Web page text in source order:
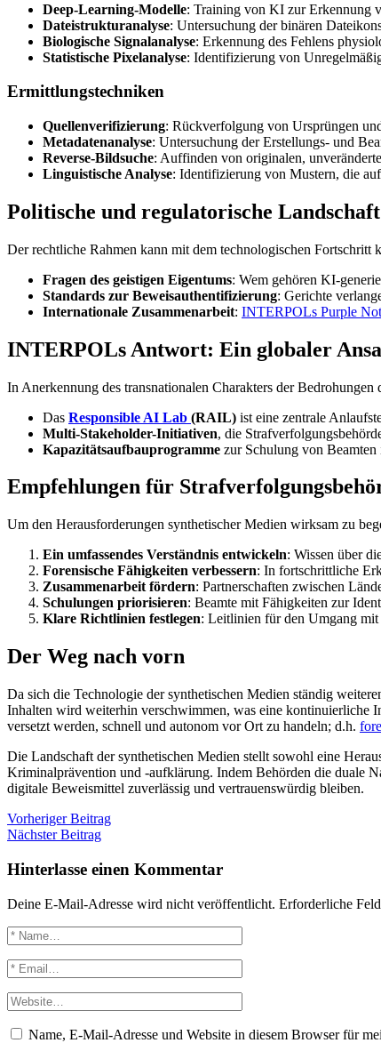
Deep-Learning-Modelle: Training von KI zur Erkennung
Dateistrukturanalyse: Untersuchung der binären
Biologische Signalanalyse: Erkennung des Fehlens
Statistische Pixelanalyse: Identifizierung von
Ermittlungstechniken
Quellenverifizierung: Rückverfolgung von Ursprüngen
Metadatenanalyse: Untersuchung der Erstellungs- und
Reverse-Bildsuche: Auffinden von originalen,
Linguistische Analyse: Identifizierung von Mustern, die
Politische und regulatorische Landschaft
Der rechtliche Rahmen kann mit dem technologischen Fortschritt
Fragen des geistigen Eigentums: Wem gehören KI-
Standards zur Beweisauthentifizierung: Gerichte
Internationale Zusammenarbeit: INTERPOLs Purple
INTERPOLs Antwort: Ein globaler
In Anerkennung des transnationalen Charakters der
Das Responsible AI Lab (RAIL) ist eine zentrale
Multi-Stakeholder-Initiativen, die
Kapazitätsaufbauprogramme zur Schulung von
Empfehlungen für
Um den Herausforderungen synthetischer Medien wirksam zu
Ein umfassendes Verständnis entwickeln: Wissen über
Forensische Fähigkeiten verbessern: In fortschrittliche
Zusammenarbeit fördern: Partnerschaften zwischen
Schulungen priorisieren: Beamte mit Fähigkeiten zur
Klare Richtlinien festlegen: Leitlinien für den Umgang
Der Weg nach vorn
Da sich die Technologie der synthetischen Medien ständig
Inhalten wird weiterhin verschwimmen, was eine kontinuierliche
versetzt werden, schnell und autonom vor Ort zu handeln; d.h.
Die Landschaft der synthetischen Medien stellt sowohl eine
Kriminalprävention und -aufklärung. Indem Behörden die duale
digitale Beweismittel zuverlässig und vertrauenswürdig bleiben.
Vorheriger Beitrag
Nächster Beitrag
Hinterlasse einen Kommentar
Deine E-Mail-Adresse wird nicht veröffentlicht. Erforderliche
Name, E-Mail-Adresse und Website in diesem Browser für